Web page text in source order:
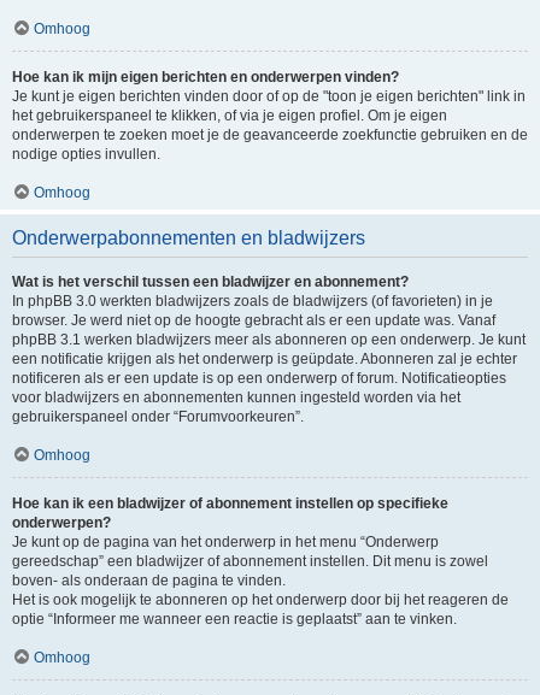
Omhoog
Hoe kan ik mijn eigen berichten en onderwerpen vinden?
Je kunt je eigen berichten vinden door of op de "toon je eigen berichten" link in
het gebruikerspaneel te klikken, of via je eigen profiel. Om je eigen
onderwerpen te zoeken moet je de geavanceerde zoekfunctie gebruiken en de
nodige opties invullen.
Omhoog
Onderwerpabonnementen en bladwijzers
Wat is het verschil tussen een bladwijzer en abonnement?
In phpBB 3.0 werkten bladwijzers zoals de bladwijzers (of favorieten) in je
browser. Je werd niet op de hoogte gebracht als er een update was. Vanaf
phpBB 3.1 werken bladwijzers meer als abonneren op een onderwerp. Je kunt
een notificatie krijgen als het onderwerp is geüpdate. Abonneren zal je echter
notificeren als er een update is op een onderwerp of forum. Notificatieopties
voor bladwijzers en abonnementen kunnen ingesteld worden via het
gebruikerspaneel onder “Forumvoorkeuren”.
Omhoog
Hoe kan ik een bladwijzer of abonnement instellen op specifieke
onderwerpen?
Je kunt op de pagina van het onderwerp in het menu “Onderwerp
gereedschap” een bladwijzer of abonnement instellen. Dit menu is zowel
boven- als onderaan de pagina te vinden.
Het is ook mogelijk te abonneren op het onderwerp door bij het reageren de
optie “Informeer me wanneer een reactie is geplaatst” aan te vinken.
Omhoog